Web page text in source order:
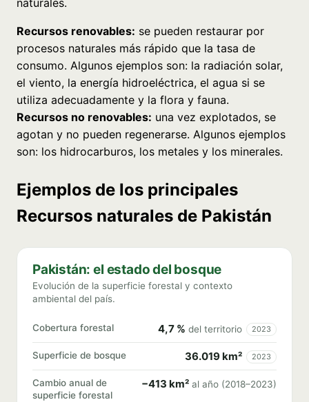
Recursos renovables: se pueden restaurar por
procesos naturales más rápido que la tasa de
consumo. Algunos ejemplos son: la radiación solar,
el viento, la energía hidroeléctrica, el agua si se
utiliza adecuadamente y la flora y fauna.
Recursos no renovables: una vez explotados, se
agotan y no pueden regenerarse. Algunos ejemplos
son: los hidrocarburos, los metales y los minerales.
Ejemplos de los principales
Recursos naturales de Pakistán
Pakistán: el estado del bosque
Evolución de la superficie forestal y contexto
ambiental del país.
Cobertura forestal 4,7 % del territorio 2023
Superficie de bosque 36.019 km² 2023
Cambio anual de
superficie forestal
−413 km² al año (2018–2023)